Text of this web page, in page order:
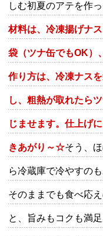
しむ初夏のアテを作
材料は、冷凍揚げナ
袋（ツナ缶でもOK）
作り方は、冷凍ナス
し、粗熱が取れたら
じませます。仕上げ
きあがり～☆そう、
ら冷蔵庫で冷やすの
そのままでも食べ応
と、旨みもコクも満